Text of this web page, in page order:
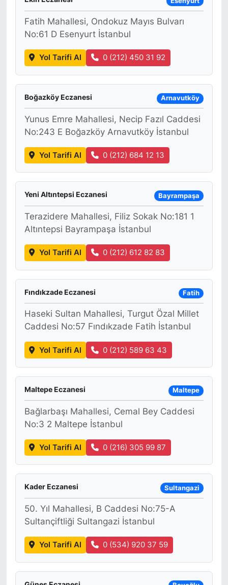
Fatih Mahallesi, Ondokuz Mayıs Bulvarı
No:61 D Esenyurt İstanbul
Yol Tarifi Al 0 (212) 450 31 92
Boğazköy Eczanesi Arnavutköy
Yunus Emre Mahallesi, Necip Fazıl Caddesi
No:243 E Boğazköy Arnavutköy İstanbul
Yol Tarifi Al 0 (212) 684 12 13
Yeni Altıntepsi Eczanesi Bayrampaşa
Terazidere Mahallesi, Filiz Sokak No:181 1
Altıntepsi Bayrampaşa İstanbul
Yol Tarifi Al 0 (212) 612 82 83
Fındıkzade Eczanesi Fatih
Haseki Sultan Mahallesi, Turgut Özal Millet
Caddesi No:57 Fındıkzade Fatih İstanbul
Yol Tarifi Al 0 (212) 589 63 43
Maltepe Eczanesi Maltepe
Bağlarbaşı Mahallesi, Cemal Bey Caddesi
No:3 2 Maltepe İstanbul
Yol Tarifi Al 0 (216) 305 99 87
Kader Eczanesi Sultangazi
50. Yıl Mahallesi, B Caddesi No:75-A
Sultançiftliği Sultangazi İstanbul
Yol Tarifi Al 0 (534) 920 37 59